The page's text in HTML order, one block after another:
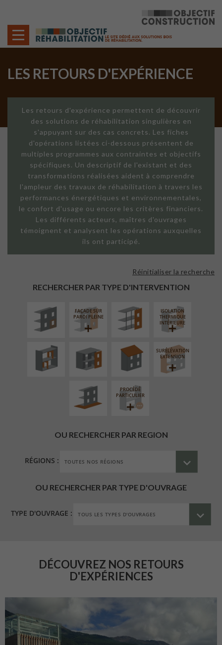
LES RETOURS D'EXPÉRIENCE
Les retours d'expérience permettent de découvrir
des solutions de réhabilitation singulières en
s'appuyant sur des cas concrets. Les fiches
d'opérations listées ci-dessous présentent de
multiples programmes aux contraintes et objectifs
spécifiques. Un descriptif de l'existant et des
transformations réalisées aident à comprendre
l'ampleur des travaux de réhabilitation à travers les
performances énergétiques et environnementales,
le confort d'usage ou encore les critères financiers.
Les différents acteurs, maîtres d'ouvrages
témoignent et analysent les opérations auxquelles
ils ont participé.
RECHERCHER PAR TYPE D'INTERVENTION
Réinitialiser la recherche
EXTÉRIEURE
FAÇADE SUR
PAROI PLEINE
FAÇADE SUR
LINÉAIRE
ISOLATION
THERMIQUE
INTÉRIEURE
RÉAMÉNAGEMENT
INTÉRIEUR
FERMETURE
LOGGIAS
RÉFECTION DES
TOITURES
SURÉLÉVATION
EXTENSION
AMÉNAGEMENT
EXTÉRIEUR
PROCÉDÉ
PARTICULIER
OU RECHERCHER PAR REGION
RÉGIONS :
OU RECHERCHER PAR TYPE D'OUVRAGE
TYPE D'OUVRAGE :
DÉCOUVREZ NOS RETOURS
D'EXPÉRIENCES